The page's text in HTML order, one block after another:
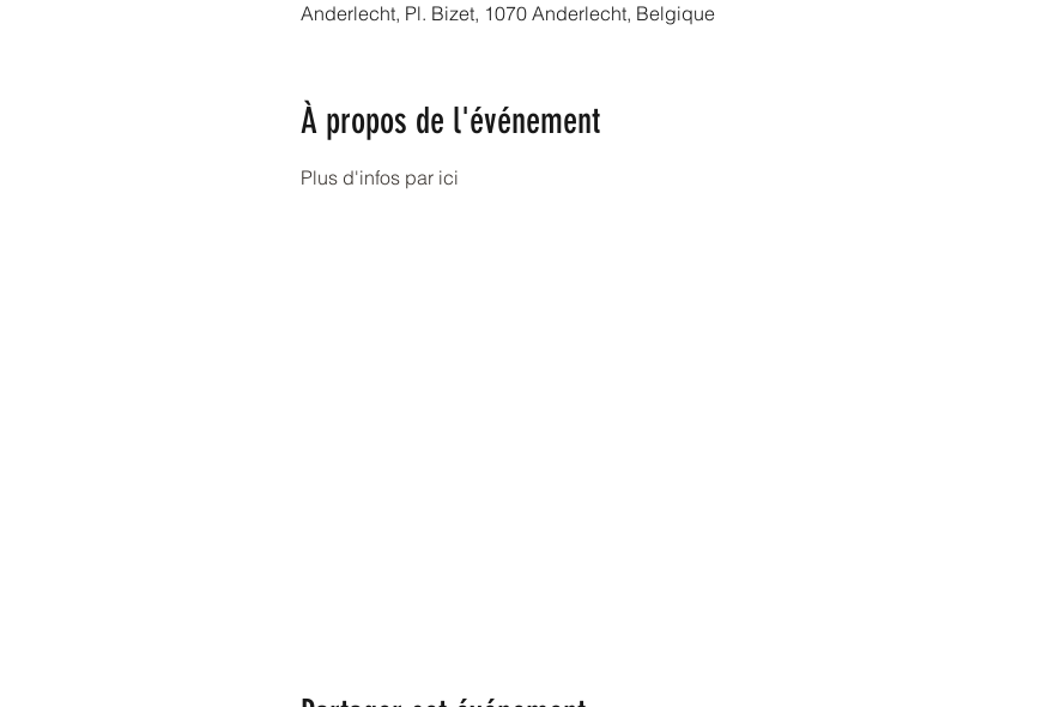
Anderlecht, Pl. Bizet, 1070 Anderlecht, Belgique
À propos de l'événement
Plus d'infos par ici